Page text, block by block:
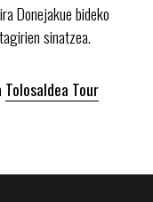
Donejakue bideko
sinatzea.
Tolosaldea Tour